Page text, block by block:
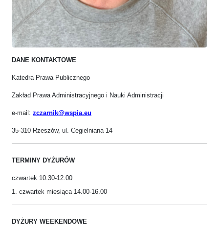
DANE KONTAKTOWE
Katedra Prawa Publicznego
Zakład Prawa Administracyjnego i Nauki Administracji
e-mail: zczarnik@wspia.eu
35-310 Rzeszów, ul. Cegielniana 14
TERMINY DYŻURÓW
czwartek 10.30-12.00
1. czwartek miesiąca 14.00-16.00
DYŻURY WEEKENDOWE